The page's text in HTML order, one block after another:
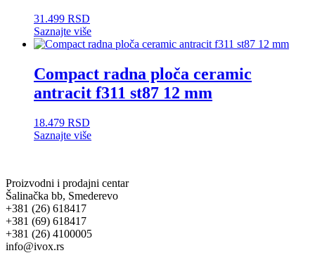
31.499 RSD
Saznajte više
Compact radna ploča ceramic
antracit f311 st87 12 mm
18.479 RSD
Saznajte više
Proizvodni i prodajni centar
Šalinačka bb, Smederevo
+381 (26) 618417
+381 (69) 618417
+381 (26) 4100005
info@ivox.rs